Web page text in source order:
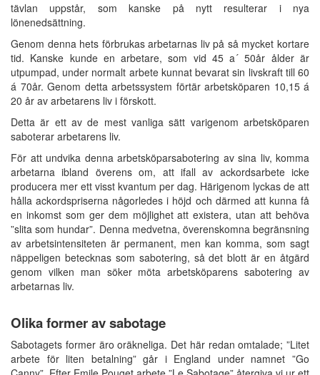
tävlan uppstår, som kanske på nytt resulterar i nya
lönenedsättning.
Genom denna hets förbrukas arbetarnas liv på så mycket kortare
tid. Kanske kunde en arbetare, som vid 45 a´ 50år ålder är
utpumpad, under normalt arbete kunnat bevarat sin livskraft till 60
á 70år. Genom detta arbetssystem förtär arbetsköparen 10,15 á
20 år av arbetarens liv i förskott.
Detta är ett av de mest vanliga sätt varigenom arbetsköparen
saboterar arbetarens liv.
För att undvika denna arbetsköparsabotering av sina liv, komma
arbetarna ibland överens om, att ifall av ackordsarbete icke
producera mer ett visst kvantum per dag. Härigenom lyckas de att
hålla ackordspriserna någorledes i höjd och därmed att kunna få
en inkomst som ger dem möjlighet att existera, utan att behöva
”slita som hundar”. Denna medvetna, överenskomna begränsning
av arbetsintensiteten är permanent, men kan komma, som sagt
näppeligen betecknas som sabotering, så det blott är en åtgärd
genom vilken man söker möta arbetsköparens sabotering av
arbetarnas liv.
Olika former av sabotage
Sabotagets former äro oräkneliga. Det här redan omtalade; ”Litet
arbete för liten betalning” går i England under namnet ”Go